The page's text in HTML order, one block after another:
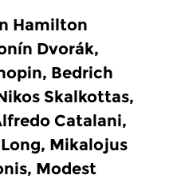
Hamilton
Dvorák,
Bedrich
Skalkottas,
Catalani,
Mikalojus
Modest